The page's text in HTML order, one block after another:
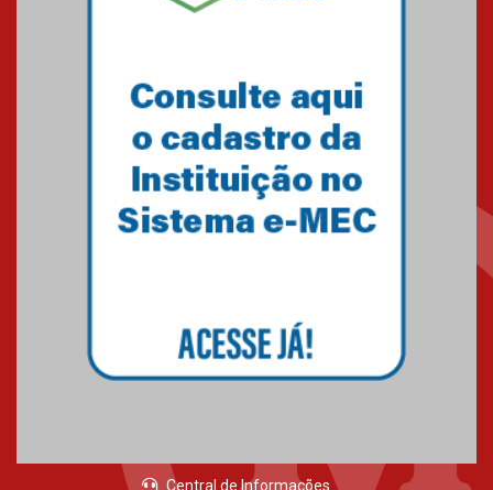
Primeiro culto do ano ressalta o
27.02.2026
Central de Informações